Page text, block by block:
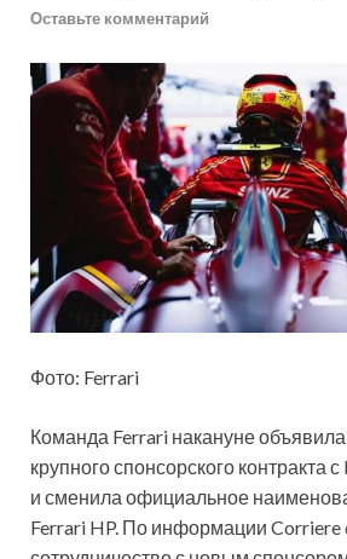
Оставьте комментарий
Фото: Ferrari
Команда Ferrari накануне
крупного спонсорского контракта
и сменила официальное
Ferrari HP. По информации Corriere